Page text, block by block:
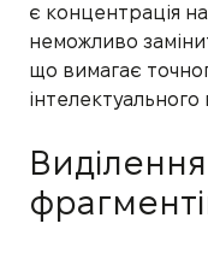
є концентрація
неможливо
що вимагає
інтелектуального